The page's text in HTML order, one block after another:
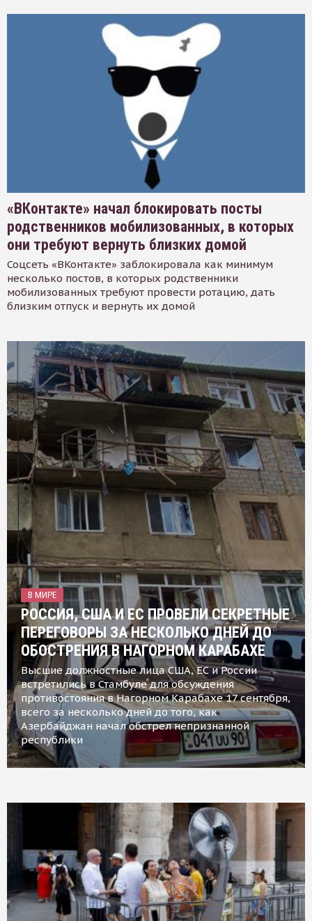
«ВКонтакте» начал блокировать посты
родственников мобилизованных, в которых
они требуют вернуть близких домой
Соцсеть «ВКонтакте» заблокировала как минимум
несколько постов, в которых родственники
мобилизованных требуют провести ротацию, дать
близким отпуск и вернуть их домой
В МИРЕ
РОССИЯ, США И ЕС ПРОВЕЛИ СЕКРЕТНЫЕ
ПЕРЕГОВОРЫ ЗА НЕСКОЛЬКО ДНЕЙ ДО
ОБОСТРЕНИЯ В НАГОРНОМ КАРАБАХЕ
Высшие должностные лица США, ЕС и России
встретились в Стамбуле для обсуждения
противостояния в Нагорном Карабахе 17 сентября,
всего за несколько дней до того, как
Азербайджан начал обстрел непризнанной
республики